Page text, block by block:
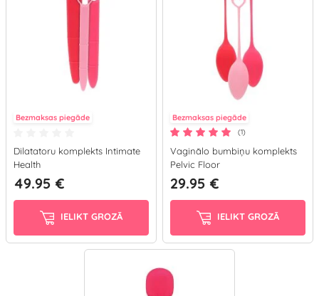
Bezmaksas piegāde
Dilatatoru komplekts Intimate
Health
49.95 €
IELIKT GROZĀ
Bezmaksas piegāde
(1)
Vaginālo bumbiņu komplekts
Pelvic Floor
29.95 €
IELIKT GROZĀ